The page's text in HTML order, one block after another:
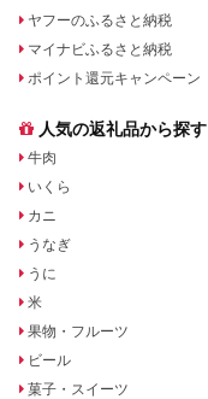
ヤフーのふるさと納税
マイナビふるさと納税
ポイント還元キャンペーン
人気の返礼品から探す
牛肉
いくら
カニ
うなぎ
うに
米
果物・フルーツ
ビール
菓子・スイーツ